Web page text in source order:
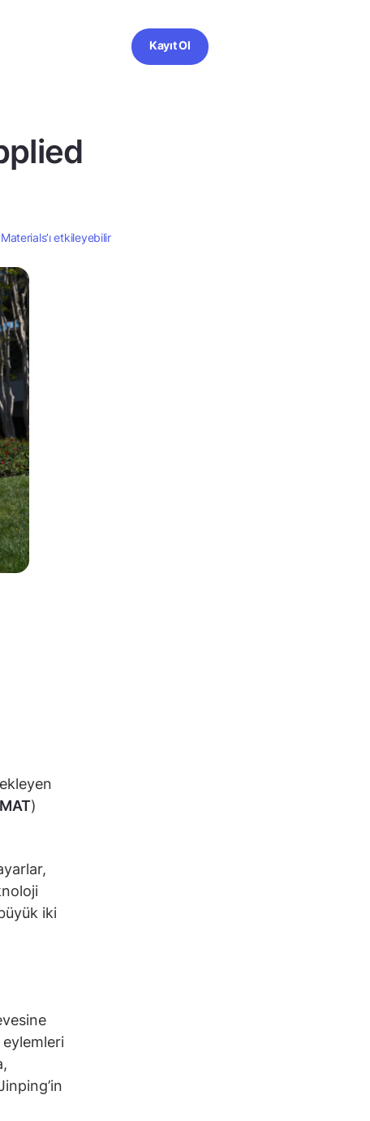
Kayıt Ol
etkileyebilir
)
iki
eylemleri